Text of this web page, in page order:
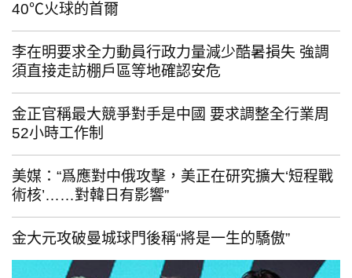
40℃火球的首爾
李在明要求全力動員行政力量減少酷暑損失 強調
須直接走訪棚戶區等地確認安危
金正官稱最大競爭對手是中國 要求調整全行業周
52小時工作制
美媒：“爲應對中俄攻擊，美正在研究擴大‘短程戰
術核’……對韓日有影響”
金大元攻破曼城球門後稱“將是一生的驕傲”